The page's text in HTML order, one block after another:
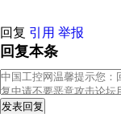
回复 引用 举报
回复本条
发表回复